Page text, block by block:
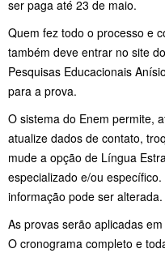
ser paga até 23 de maio.
Quem fez todo o processo e
também deve entrar no site
Pesquisas Educacionais
para a prova.
O sistema do Enem permite,
atualize dados de contato,
mude a opção de Língua
especializado e/ou
informação pode ser alterada.
As provas serão aplicadas
O cronograma completo e